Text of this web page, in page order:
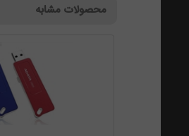
محصولات مشابه